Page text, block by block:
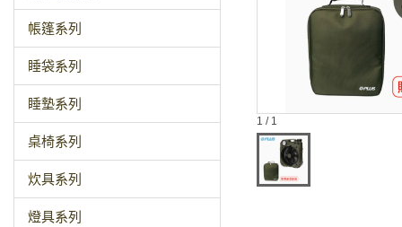
帳篷系列
睡袋系列
睡墊系列
桌椅系列
炊具系列
燈具系列
1 / 1